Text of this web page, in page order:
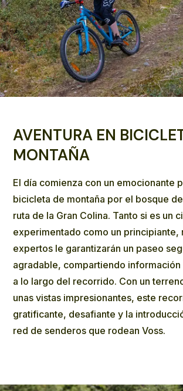
AVENTURA EN
MONTAÑA
El día comienza con un emocionante
bicicleta de montaña por el bosque
ruta de la Gran Colina. Tanto si es un
experimentado como un principiante,
expertos le garantizarán un paseo
agradable, compartiendo información
a lo largo del recorrido. Con un
unas vistas impresionantes, este
gratificante, desafiante y la
red de senderos que rodean Voss.